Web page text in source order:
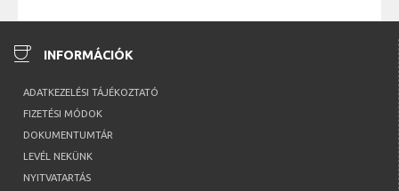
coffee INFORMÁCIÓK
ADATKEZELÉSI TÁJÉKOZTATÓ
FIZETÉSI MÓDOK
DOKUMENTUMTÁR
LEVÉL NEKÜNK
NYITVATARTÁS